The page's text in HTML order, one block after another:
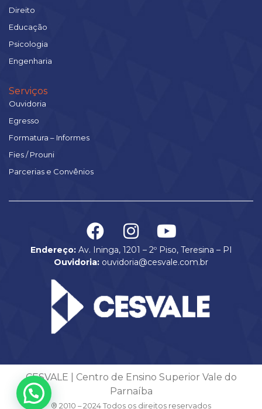
Direito
Educação
Psicologia
Engenharia
Serviços
Ouvidoria
Egresso
Formatura – Informes
Fies / Prouni
Parcerias e Convênios
Endereço:Av. Ininga, 1201 – 2º Piso, Teresina – PI
Ouvidoria: ouvidoria@cesvale.com.br
CESVALE | Centro de Ensino Superior Vale do
Parnaíba
® 2010 – 2024 Todos os direitos reservados